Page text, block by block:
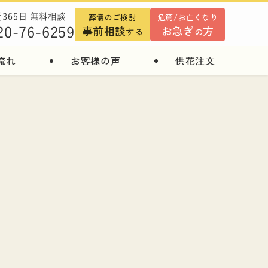
れ お客様の声 供花注文
365日 無料相談
76-6259
葬儀のご検討
事前相談する
危篤/お亡くなり
お急ぎの方